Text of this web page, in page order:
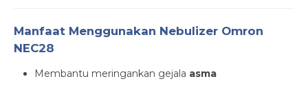
Manfaat Menggunakan Nebulizer Omron
NEC28
Membantu meringankan gejala asma